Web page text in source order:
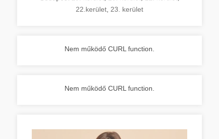
22.kerület 23. kerület
Nem működő CURL function.
Nem működő CURL function.